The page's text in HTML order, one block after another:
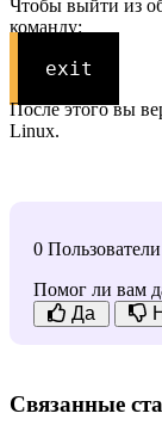
Чтобы выйти из
команду:
exit
После этого вы
Linux.
0
Помог ли вам
Да
Связанные